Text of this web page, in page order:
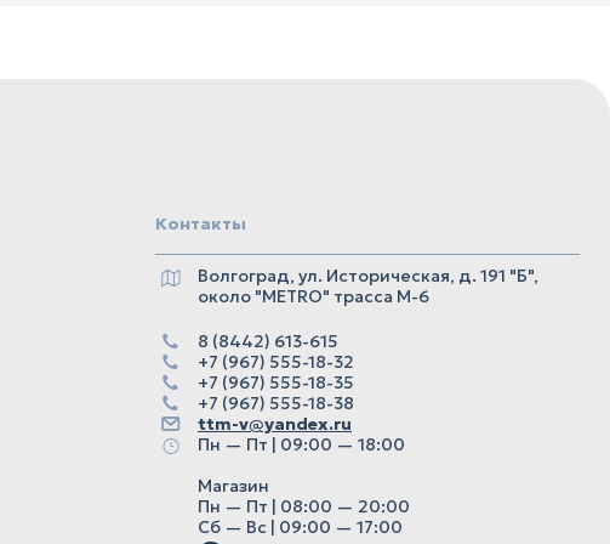
Контакты
Волгоград, ул. Историческая, д. 191 "Б",
около "METRO" трасса М-6
8 (8442) 613-615
+7 (967) 555-18-32
+7 (967) 555-18-35
+7 (967) 555-18-38
ttm-v@yandex.ru
Пн — Пт | 09:00 — 18:00
Магазин
Пн — Пт | 08:00 — 20:00
Сб — Вс | 09:00 — 17:00